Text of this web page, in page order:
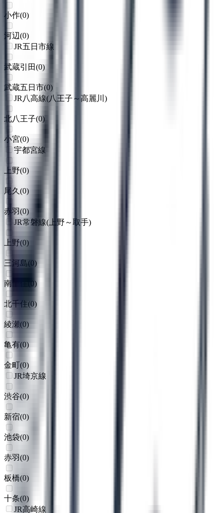
小作(0)
河辺(0)
JR五日市線
武蔵引田(0)
武蔵五日市(0)
JR八高線(八王子～高麗川)
北八王子(0)
小宮(0)
宇都宮線
上野(0)
尾久 (0)
赤羽(0)
JR常磐線(上野～取手)
上野(0)
三河島(0)
南千住 0)
北千住(0)
綾瀬(0)
亀有(0)
金町(0)
JR埼京線
渋谷(0)
新宿(0)
池袋(0)
赤羽(0)
板橋(0)
十条(0)
JR高崎線